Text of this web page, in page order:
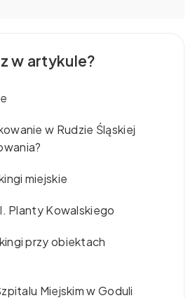
w artykule?
w Rudzie Śląskiej
miejskie
Planty Kowalskiego
przy obiektach
Miejskim w Goduli